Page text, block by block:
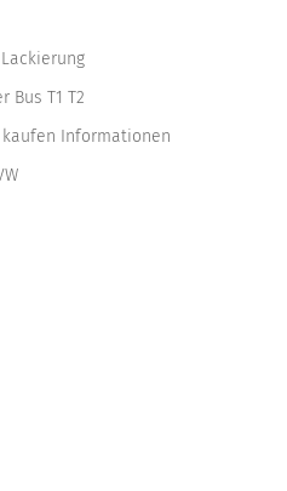
Lackierung
Bus T1 T2
kaufen Informationen